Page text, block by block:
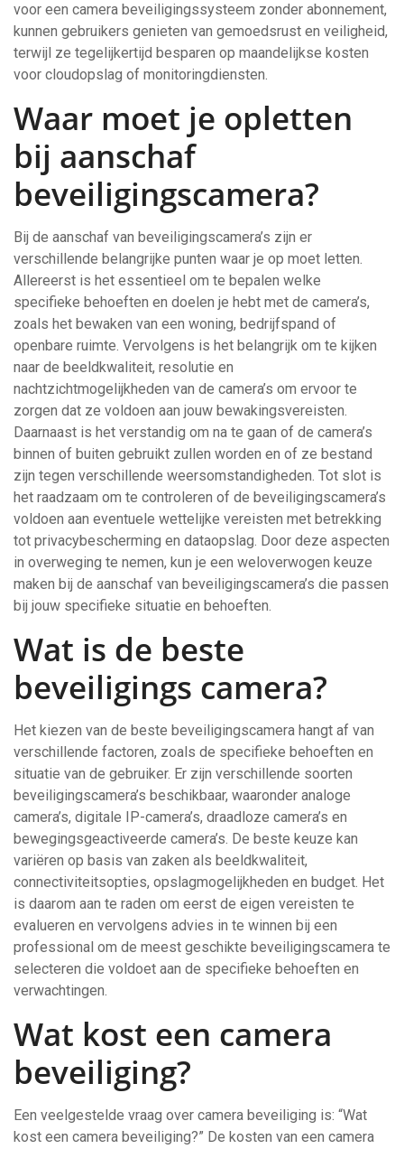
voor een camera beveiligingssysteem zonder abonnement,
kunnen gebruikers genieten van gemoedsrust en veiligheid,
terwijl ze tegelijkertijd besparen op maandelijkse kosten
voor cloudopslag of monitoringdiensten.
Waar moet je opletten
bij aanschaf
beveiligingscamera?
Bij de aanschaf van beveiligingscamera’s zijn er
verschillende belangrijke punten waar je op moet letten.
Allereerst is het essentieel om te bepalen welke
specifieke behoeften en doelen je hebt met de camera’s,
zoals het bewaken van een woning, bedrijfspand of
openbare ruimte. Vervolgens is het belangrijk om te kijken
naar de beeldkwaliteit, resolutie en
nachtzichtmogelijkheden van de camera’s om ervoor te
zorgen dat ze voldoen aan jouw bewakingsvereisten.
Daarnaast is het verstandig om na te gaan of de camera’s
binnen of buiten gebruikt zullen worden en of ze bestand
zijn tegen verschillende weersomstandigheden. Tot slot is
het raadzaam om te controleren of de beveiligingscamera’s
voldoen aan eventuele wettelijke vereisten met betrekking
tot privacybescherming en dataopslag. Door deze aspecten
in overweging te nemen, kun je een weloverwogen keuze
maken bij de aanschaf van beveiligingscamera’s die passen
bij jouw specifieke situatie en behoeften.
Wat is de beste
beveiligings camera?
Het kiezen van de beste beveiligingscamera hangt af van
verschillende factoren, zoals de specifieke behoeften en
situatie van de gebruiker. Er zijn verschillende soorten
beveiligingscamera’s beschikbaar, waaronder analoge
camera’s, digitale IP-camera’s, draadloze camera’s en
bewegingsgeactiveerde camera’s. De beste keuze kan
variëren op basis van zaken als beeldkwaliteit,
connectiviteitsopties, opslagmogelijkheden en budget. Het
is daarom aan te raden om eerst de eigen vereisten te
evalueren en vervolgens advies in te winnen bij een
professional om de meest geschikte beveiligingscamera te
selecteren die voldoet aan de specifieke behoeften en
verwachtingen.
Wat kost een camera
beveiliging?
Een veelgestelde vraag over camera beveiliging is: “Wat
kost een camera beveiliging?” De kosten van een camera